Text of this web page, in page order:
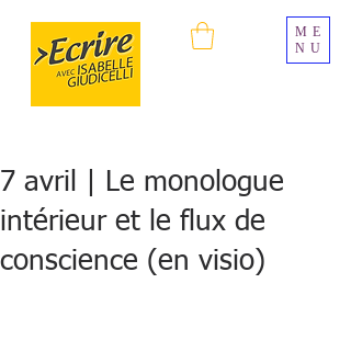
ME
NU
7 avril | Le monologue
intérieur et le flux de
conscience (en visio)